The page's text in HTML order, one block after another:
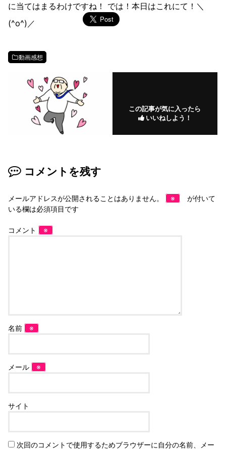
に当てはまるわけですね！ では！本日はこれにて！＼
(^o^)／
動画感想
この記事が気に入ったら
いいねしよう！
コメントを残す
メールアドレスが公開されることはありません。 ※
が付いて
いる欄は必須項目です
コメント ※
名前 ※
メール ※
サイト
次回のコメントで使用するためブラウザーに自分の名前、メー